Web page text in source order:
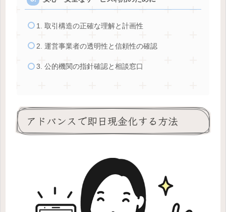
1. 取引構造の正確な理解と計画性
2. 運営事業者の透明性と信頼性の確認
3. 公的機関の指針確認と相談窓口
アドバンスで即日現金化する方法